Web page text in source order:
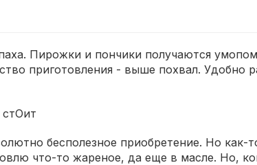
Пирожки и пончики получаются
приготовления - выше похвал. Удобно
бесполезное приобретение. Но как-
что-то жареное, да еще в масле. Но,